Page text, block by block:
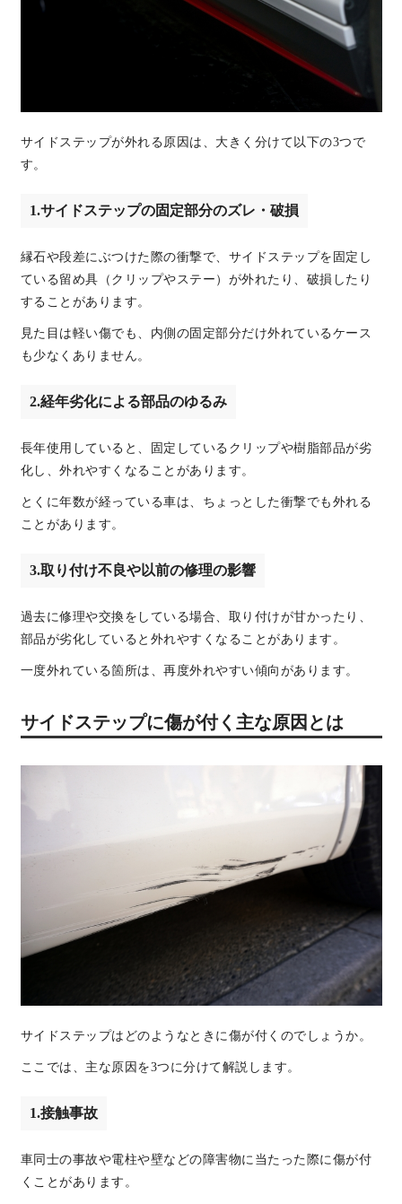
サイドステップが外れる原因は、大きく分けて以下の3つで
す。
1.サイドステップの固定部分のズレ・破損
縁石や段差にぶつけた際の衝撃で、サイドステップを固定し
ている留め具（クリップやステー）が外れたり、破損したり
することがあります。
見た目は軽い傷でも、内側の固定部分だけ外れているケース
も少なくありません。
2.経年劣化による部品のゆるみ
長年使用していると、固定しているクリップや樹脂部品が劣
化し、外れやすくなることがあります。
とくに年数が経っている車は、ちょっとした衝撃でも外れる
ことがあります。
3.取り付け不良や以前の修理の影響
過去に修理や交換をしている場合、取り付けが甘かったり、
部品が劣化していると外れやすくなることがあります。
一度外れている箇所は、再度外れやすい傾向があります。
サイドステップに傷が付く主な原因とは
サイドステップはどのようなときに傷が付くのでしょうか。
ここでは、主な原因を3つに分けて解説します。
1.接触事故
車同士の事故や電柱や壁などの障害物に当たった際に傷が付
くことがあります。